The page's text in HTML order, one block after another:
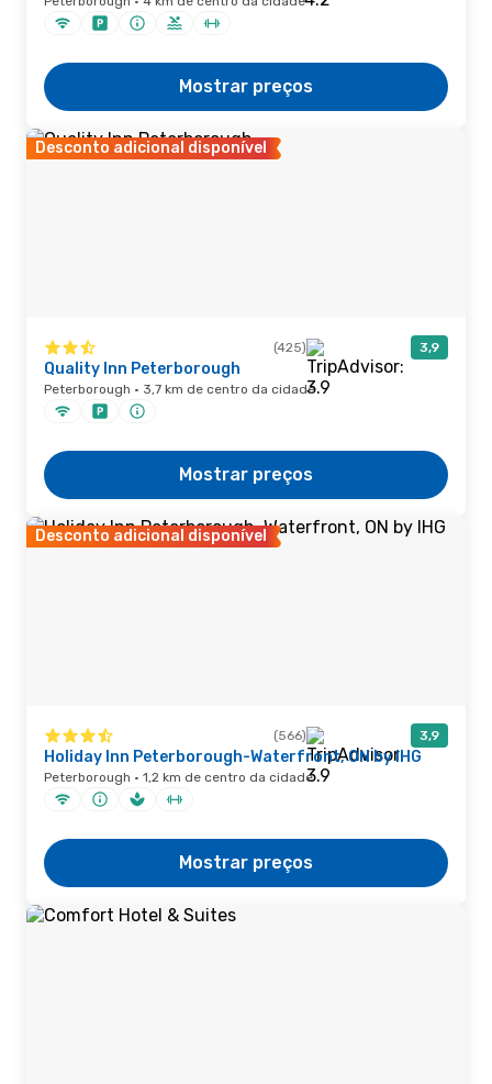
Mostrar preços
Desconto adicional disponível
(425) 3,9
Quality Inn Peterborough
Peterborough · 3,7 km de centro da cidade
Mostrar preços
Desconto adicional disponível
(566) 3,9
Holiday Inn Peterborough-Waterfront, ON by IHG
Peterborough · 1,2 km de centro da cidade
Mostrar preços